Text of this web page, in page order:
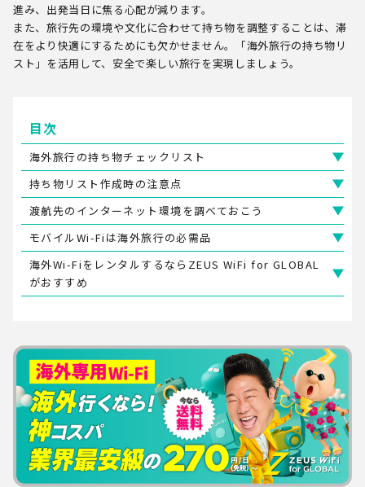
進み、出発当日に焦る心配が減ります。
また、旅行先の環境や文化に合わせて持ち物を調整することは、滞
在をより快適にするためにも欠かせません。「海外旅行の持ち物リ
スト」を活用して、安全で楽しい旅行を実現しましょう。
目次
海外旅行の持ち物チェックリスト
持ち物リスト作成時の注意点
渡航先のインターネット環境を調べておこう
モバイルWi-Fiは海外旅行の必需品
海外Wi-FiをレンタルするならZEUS WiFi for GLOBAL
がおすすめ